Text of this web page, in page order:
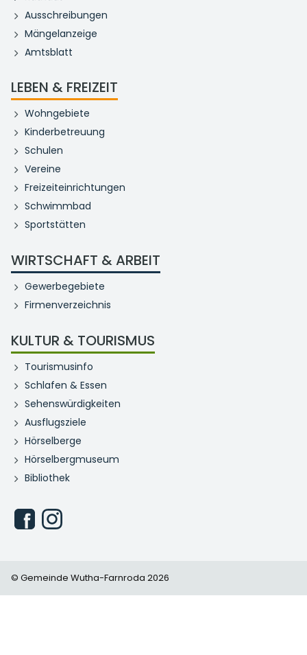
Ausschreibungen
Mängelanzeige
Amtsblatt
LEBEN & FREIZEIT
Wohngebiete
Kinderbetreuung
Schulen
Vereine
Freizeiteinrichtungen
Schwimmbad
Sportstätten
WIRTSCHAFT & ARBEIT
Gewerbegebiete
Firmenverzeichnis
KULTUR & TOURISMUS
Tourismusinfo
Schlafen & Essen
Sehenswürdigkeiten
Ausflugsziele
Hörselberge
Hörselbergmuseum
Bibliothek
© Gemeinde Wutha-Farnroda 2026